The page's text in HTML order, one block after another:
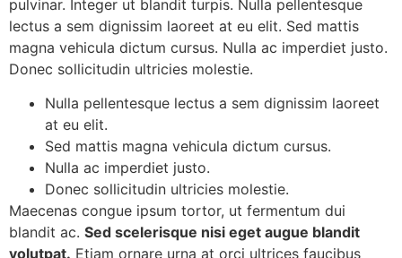
pulvinar. Integer ut blandit turpis. Nulla pellentesque
lectus a sem dignissim laoreet at eu elit. Sed mattis
magna vehicula dictum cursus. Nulla ac imperdiet justo.
Donec sollicitudin ultricies molestie.
Nulla pellentesque lectus a sem dignissim laoreet
at eu elit.
Sed mattis magna vehicula dictum cursus.
Nulla ac imperdiet justo.
Donec sollicitudin ultricies molestie.
Maecenas congue ipsum tortor, ut fermentum dui
blandit ac. Sed scelerisque nisi eget augue blandit
volutpat. Etiam ornare urna at orci ultrices faucibus